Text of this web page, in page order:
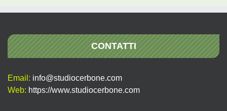
CONTATTI
Email: info@studiocerbone.com
Web: https://www.studiocerbone.com